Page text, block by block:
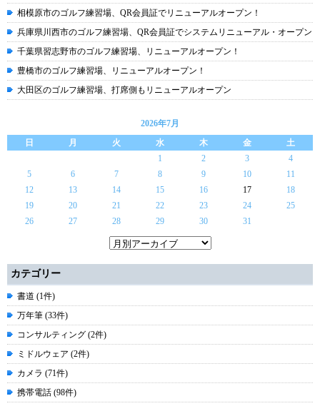
相模原市のゴルフ練習場、QR会員証でリニューアルオープン！
兵庫県川西市のゴルフ練習場、QR会員証でシステムリニューアル・オープン
千葉県習志野市のゴルフ練習場、リニューアルオープン！
豊橋市のゴルフ練習場、リニューアルオープン！
大田区のゴルフ練習場、打席側もリニューアルオープン
2026年7月
日
月 火 水 木 金
土
1
2 3
4
5
6 7 8 9 10
11
12
13 14 15 16 17
18
19
20 21 22 23 24
25
26
27 28 29 30 31
カテゴリー
書道 (1件)
万年筆 (33件)
コンサルティング (2件)
ミドルウェア (2件)
カメラ (71件)
携帯電話 (98件)